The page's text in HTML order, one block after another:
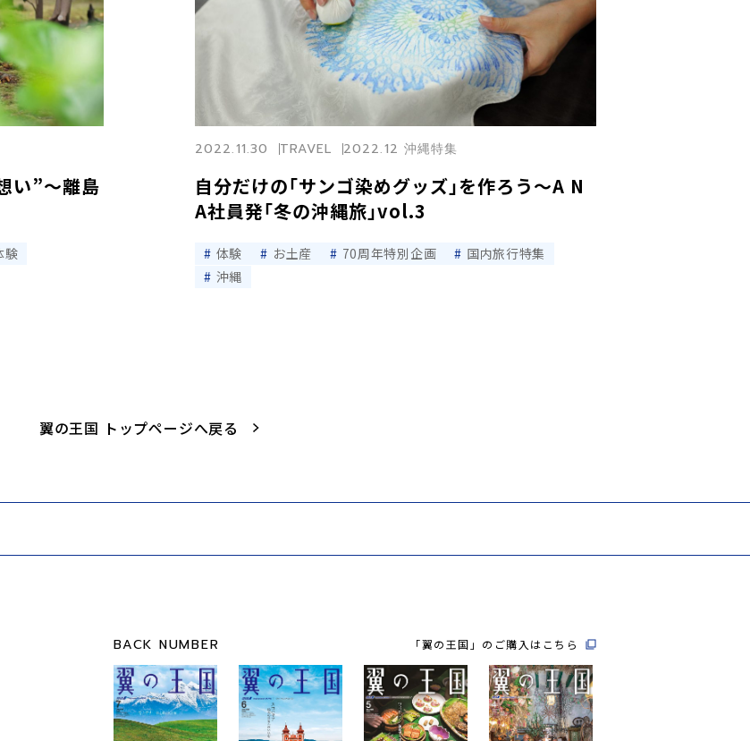
い”～離島
験
自分だけの｢サンゴ染めグッズ｣を作ろう～A N
A社員発｢冬の沖縄旅｣vol.3
2022.11.30 TRAVEL 2022.12 沖縄特集
体験 お土産 70周年特別企画
国内旅行特集
沖縄
翼の王国 トップページへ戻る
BACK NUMBER 「翼の王国」のご購入はこちら